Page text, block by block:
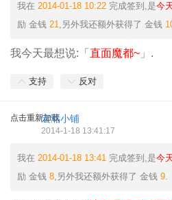
我在 2014-01-18 10:22 完成签到,是今
励 金钱 21,另外我还额外获得了 金钱
我今天最想说:「 直面魔都~ 」.
支持 反对
点击重新加载宏湉小铺
2014-1-18 13:41:17
我在 2014-01-18 13:41 完成签到,是今
励 金钱 8,另外我还额外获得了 金钱 9.